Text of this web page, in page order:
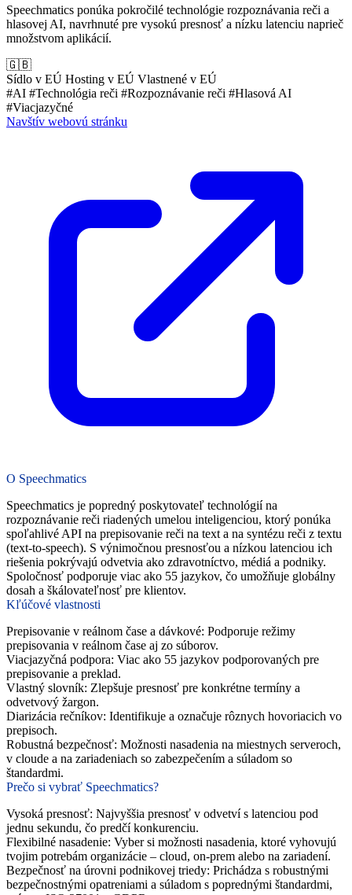
Speechmatics ponúka pokročilé technológie rozpoznávania reči a
hlasovej AI, navrhnuté pre vysokú presnosť a nízku latenciu naprieč
množstvom aplikácií.
🇬🇧
Sídlo v EÚ Hosting v EÚ Vlastnené v EÚ
#AI #Technológia reči #Rozpoznávanie reči #Hlasová AI
#Viacjazyčné
Navštív webovú stránku
O Speechmatics
Speechmatics je popredný poskytovateľ technológií na
rozpoznávanie reči riadených umelou inteligenciou, ktorý ponúka
spoľahlivé API na prepisovanie reči na text a na syntézu reči z textu
(text-to-speech). S výnimočnou presnosťou a nízkou latenciou ich
riešenia pokrývajú odvetvia ako zdravotníctvo, médiá a podniky.
Spoločnosť podporuje viac ako 55 jazykov, čo umožňuje globálny
dosah a škálovateľnosť pre klientov.
Kľúčové vlastnosti
Prepisovanie v reálnom čase a dávkové: Podporuje režimy
prepisovania v reálnom čase aj zo súborov.
Viacjazyčná podpora: Viac ako 55 jazykov podporovaných pre
prepisovanie a preklad.
Vlastný slovník: Zlepšuje presnosť pre konkrétne termíny a
odvetvový žargon.
Diarizácia rečníkov: Identifikuje a označuje rôznych hovoriacich vo
prepisoch.
Robustná bezpečnosť: Možnosti nasadenia na miestnych serveroch,
v cloude a na zariadeniach so zabezpečením a súladom so
štandardmi.
Prečo si vybrať Speechmatics?
Vysoká presnosť: Najvyššia presnosť v odvetví s latenciou pod
jednu sekundu, čo predčí konkurenciu.
Flexibilné nasadenie: Vyber si možnosti nasadenia, ktoré vyhovujú
tvojim potrebám organizácie – cloud, on-prem alebo na zariadení.
Bezpečnosť na úrovni podnikovej triedy: Prichádza s robustnými
bezpečnostnými opatreniami a súladom s poprednými štandardmi,